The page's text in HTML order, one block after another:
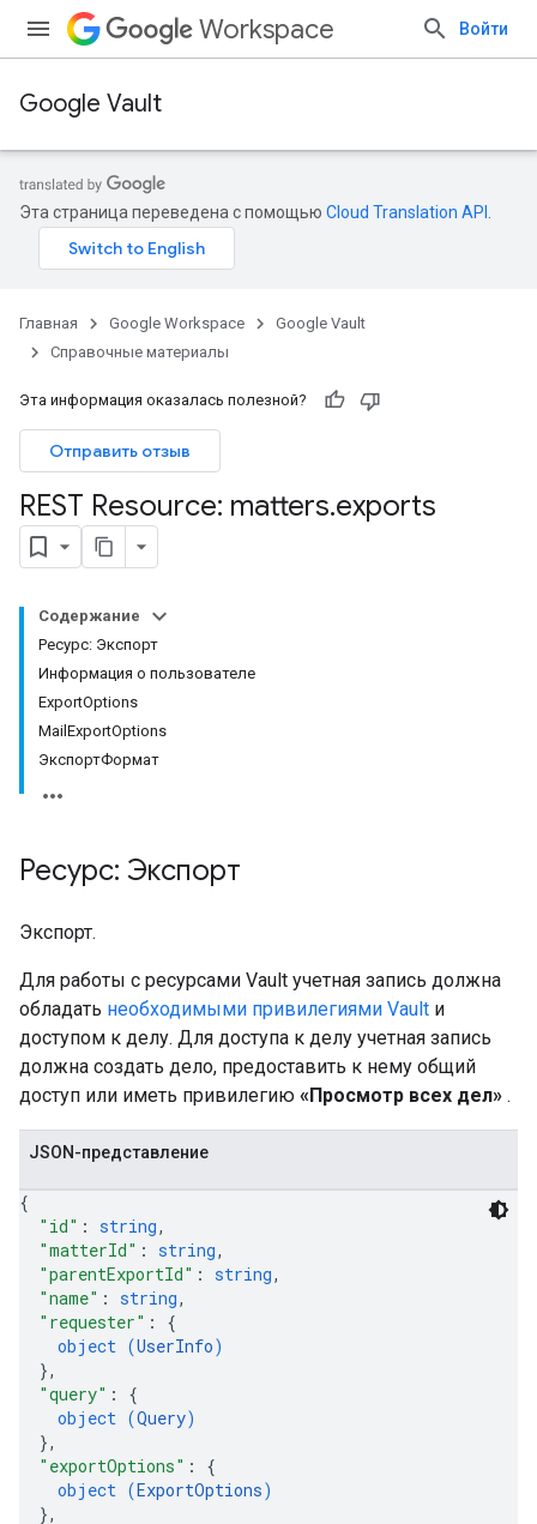
Workspace Войти
Google Vault
Эта страница переведена с помощью Cloud Translation API
Главная Google Workspace
Google Vault
Справочные материалы
Эта информация оказалась полезной?
Отправить отзыв
REST Resource: matters.exports
Содержание
Ресурс: Экспорт
Информация о пользователе
ExportOptions
MailExportOptions
ЭкспортФормат
Ресурс: Экспорт
Экспорт.
Для работы с ресурсами Vault учетная запись должна
обладать необходимыми привилегиями Vault и
доступом к делу. Для доступа к делу учетная запись
должна создать дело, предоставить к нему общий
доступ или иметь привилегию «Просмотр всех дел» .
JSON-представление
{
"id" : string,
"matterId" : string,
"parentExportId" : string,
"name" : string,
"requester" : {
object (UserInfo)
},
"query" : {
object (Query)
},
"exportOptions" : {
object (ExportOptions)
},